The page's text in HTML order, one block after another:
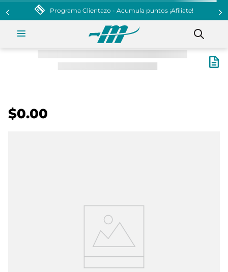
Programa Clientazo - Acumula puntos ¡Afiliate!
$0.00